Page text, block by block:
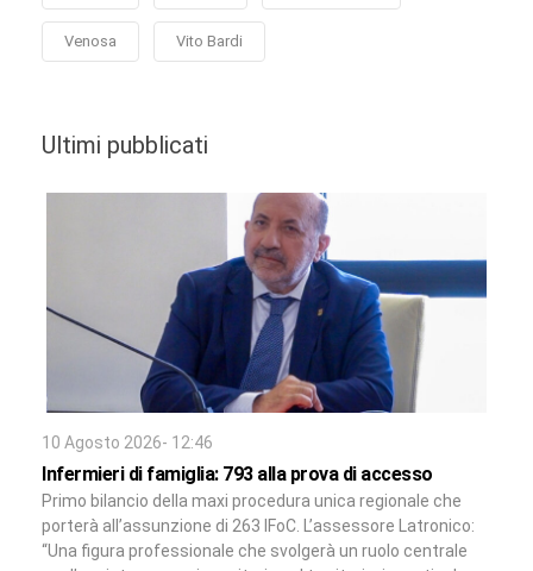
Venosa Vito Bardi
Ultimi pubblicati
10 Agosto 2026- 12:46
Infermieri di famiglia: 793 alla prova di accesso
Primo bilancio della maxi procedura unica regionale che
porterà all’assunzione di 263 IFoC. L’assessore Latronico:
“Una figura professionale che svolgerà un ruolo centrale